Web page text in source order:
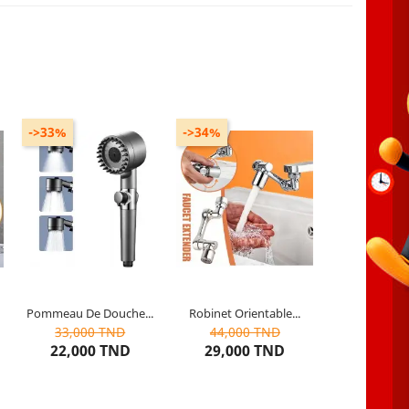
Pommeau De Douche...
33,000 TND
22,000 TND
->33%
10articles restants Robinet Orientable...
44,000 TND
29,000 TND
->34%
Taille :
10×5.5×4.8cm/4.25×2.2×1.9inch
10articles restants